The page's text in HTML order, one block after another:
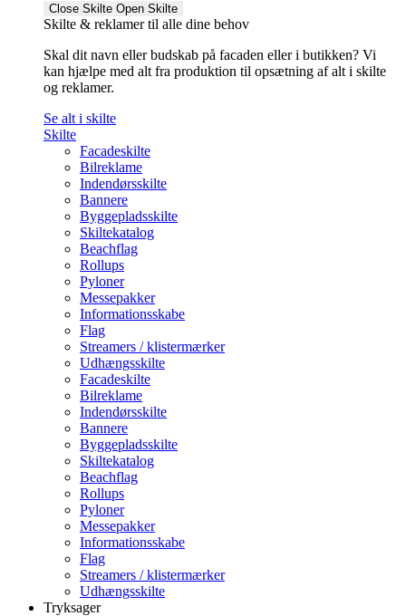
Close Skilte Open Skilte
Skilte & reklamer til alle dine behov
Skal dit navn eller budskab på facaden eller i butikken? Vi
kan hjælpe med alt fra produktion til opsætning af alt i skilte
og reklamer.
Se alt i skilte
Skilte
Facadeskilte
Bilreklame
Indendørsskilte
Bannere
Byggepladsskilte
Skiltekatalog
Beachflag
Rollups
Pyloner
Messepakker
Informationsskabe
Flag
Streamers / klistermærker
Udhængsskilte
Facadeskilte
Bilreklame
Indendørsskilte
Bannere
Byggepladsskilte
Skiltekatalog
Beachflag
Rollups
Pyloner
Messepakker
Informationsskabe
Flag
Streamers / klistermærker
Udhængsskilte
Tryksager